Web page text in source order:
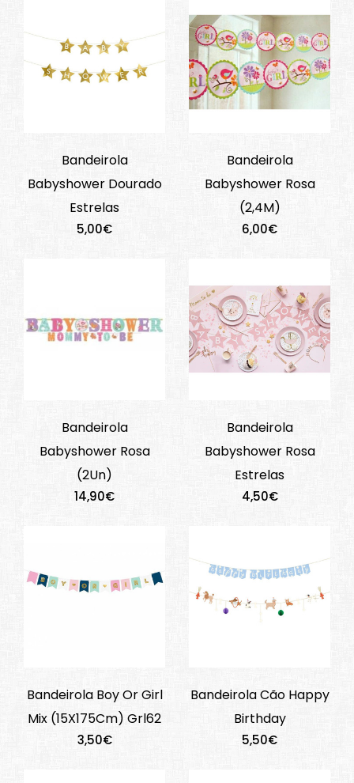
Bandeirola
Babyshower Dourado
Estrelas
5,00€
Bandeirola
Babyshower Rosa
(2,4M)
6,00€
Bandeirola
Babyshower Rosa
(2Un)
14,90€
Bandeirola
Babyshower Rosa
Estrelas
4,50€
Bandeirola Boy Or Girl
Mix (15X175Cm) Grl62
3,50€
Bandeirola Cão Happy
Birthday
5,50€